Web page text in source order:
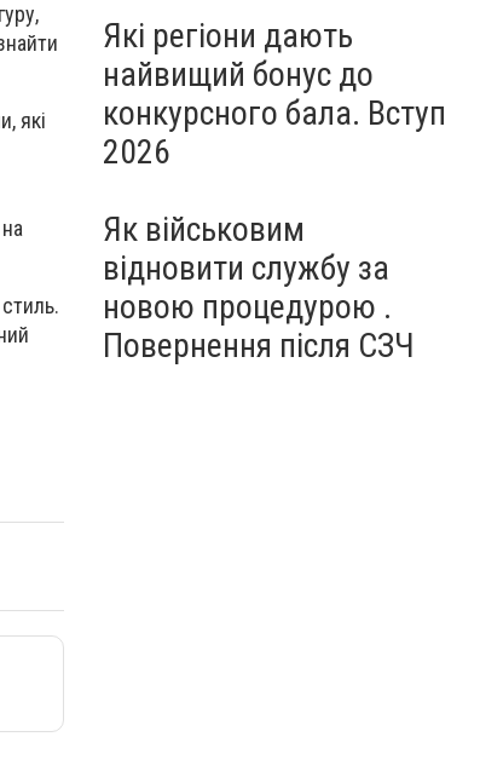
які
Які регіони дають
найвищий бонус до
конкурсного бала. Вступ
2026
Як військовим
відновити службу за
новою процедурою .
Повернення після СЗЧ